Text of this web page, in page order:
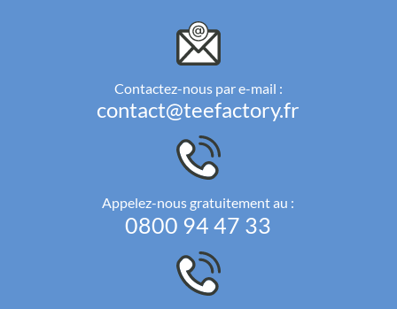
Contactez-nous par e-mail :
contact@teefactory.fr
Appelez-nous gratuitement au :
0800 94 47 33